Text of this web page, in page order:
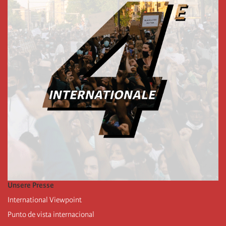
Unsere Presse
International Viewpoint
Punto de vista internacional